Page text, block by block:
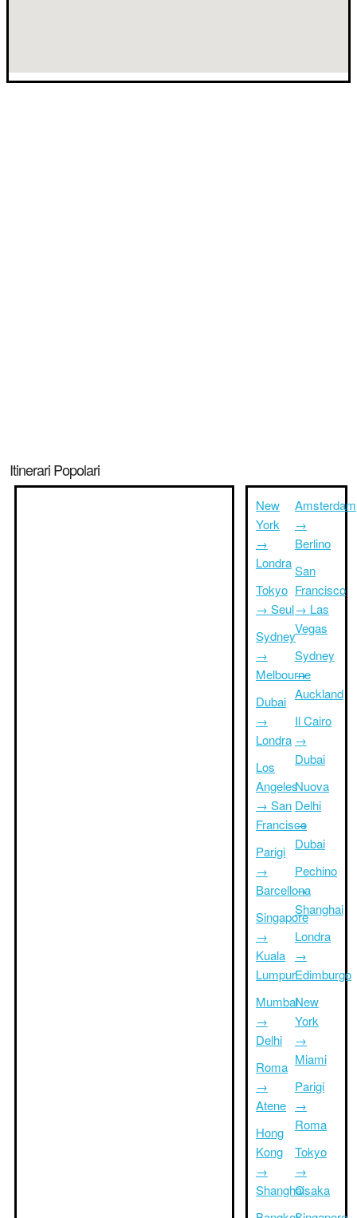
Itinerari Popolari
New
York
→
Londra
Tokyo
→ Seul
Sydney
→
Melbourne
Dubai
→
Londra
Los
Angeles
→ San
Francisco
Parigi
→
Barcellona
Singapore
→
Kuala
Lumpur
Mumbai
→
Delhi
Roma
→
Atene
Hong
Kong
→
Shanghai
Amsterdam
→
Berlino
San
Francisco
→ Las
Vegas
Sydney
→
Auckland
Il Cairo
→
Dubai
Nuova
Delhi
→
Dubai
Pechino
→
Shanghai
Londra
→
Edimburgo
New
York
→
Miami
Parigi
→
Roma
Tokyo
→
Osaka